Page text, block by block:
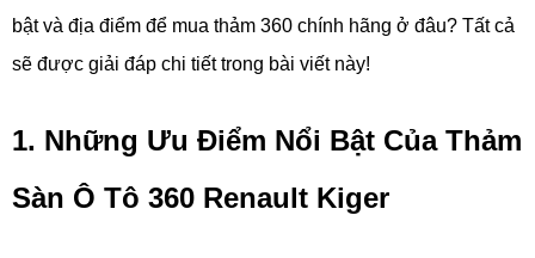
bật và địa điểm để mua thảm 360 chính hãng ở đâu? Tất cả
sẽ được giải đáp chi tiết trong bài viết này!
1. Những Ưu Điểm Nổi Bật Của Thảm
Sàn Ô Tô 360 Renault Kiger